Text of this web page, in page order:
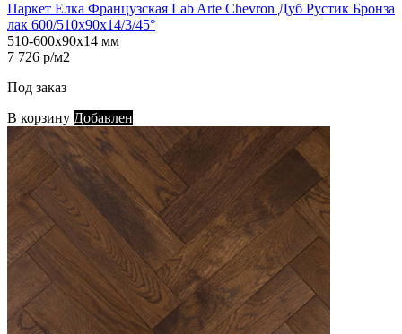
Паркет Елка Французская Lab Arte Chevron Дуб Рустик Бронза
лак 600/510х90х14/3/45°
510-600х90х14 мм
7 726 р/м2
Под заказ
В корзину Добавлен